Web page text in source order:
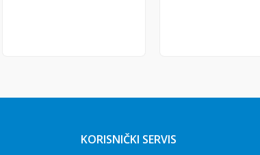
KORISNIČKI SERVIS